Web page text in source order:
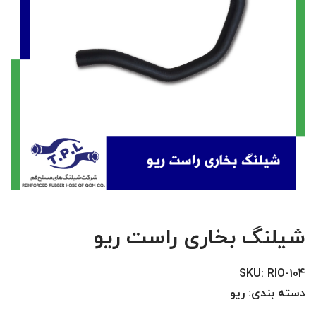
شیلنگ بخاری راست ریو
SKU: RIO-104
دسته بندی: ریو